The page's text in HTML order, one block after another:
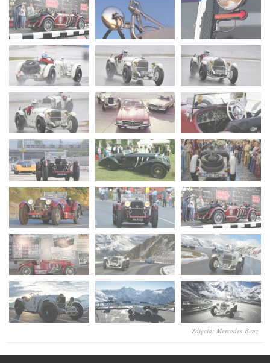
Zdjęcia: Mercedes-Benz